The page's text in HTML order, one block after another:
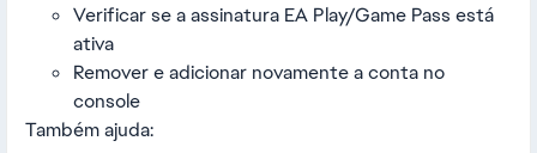
Verificar se a assinatura EA Play/Game Pass está
ativa
Remover e adicionar novamente a conta no
console
Também ajuda: